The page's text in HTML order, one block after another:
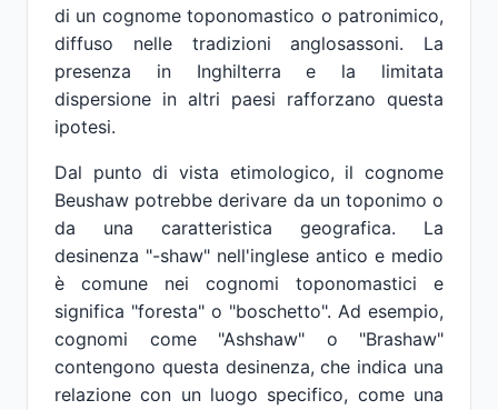
di un cognome toponomastico o patronimico,
diffuso nelle tradizioni anglosassoni. La
presenza in Inghilterra e la limitata
dispersione in altri paesi rafforzano questa
ipotesi.
Dal punto di vista etimologico, il cognome
Beushaw potrebbe derivare da un toponimo o
da una caratteristica geografica. La
desinenza "-shaw" nell'inglese antico e medio
è comune nei cognomi toponomastici e
significa "foresta" o "boschetto". Ad esempio,
cognomi come "Ashshaw" o "Brashaw"
contengono questa desinenza, che indica una
relazione con un luogo specifico, come una